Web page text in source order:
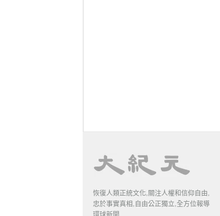
恢復人類正統文化,關注人權和信仰自由,
忠於事實真相,自由公正獨立,全方位報導
環球新聞